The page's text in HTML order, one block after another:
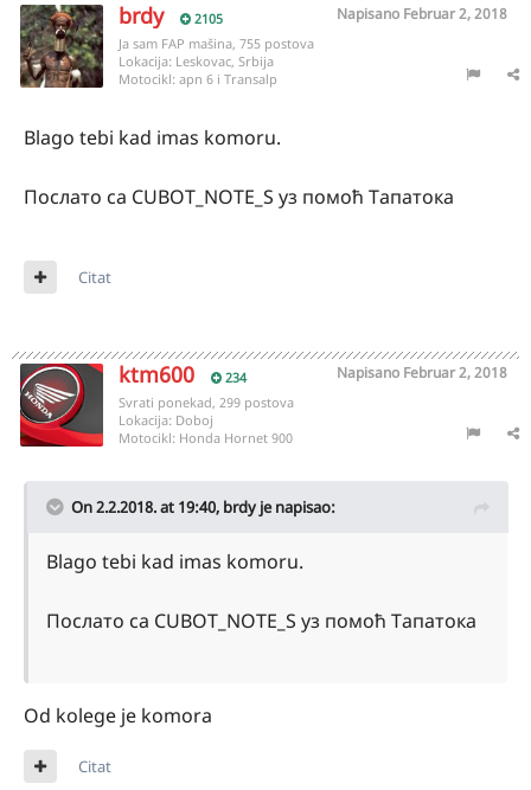
brdy 2105 Napisano Februar 2, 2018
Ja sam FAP mašina, 755 postova
Lokacija: Leskovac, Srbija
Motocikl: apn 6 i Transalp
Blago tebi kad imas komoru.
Послато са CUBOT_NOTE_S уз помоћ Тапатока
Citat
ktm600 234 Napisano Februar 2, 2018
Svrati ponekad, 299 postova
Lokacija: Doboj
Motocikl: Honda Hornet 900
On 2.2.2018. at 19:40, brdy je napisao:
Blago tebi kad imas komoru.
Послато са CUBOT_NOTE_S уз помоћ Тапатока
Od kolege je komora
Citat